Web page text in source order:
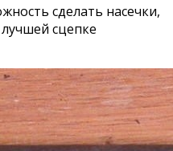
сделать насечки,
сцепке